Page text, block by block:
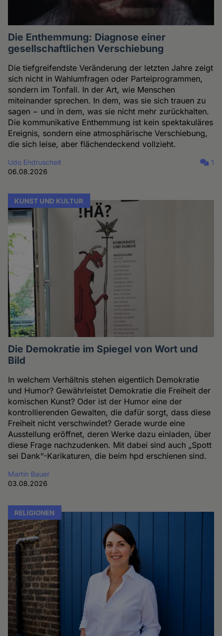
Die Enthemmung: Diagnose einer
gesellschaftlichen Verschiebung
Die tiefgreifendste Veränderung der letzten Jahre zeigt
sich nicht in Wahlumfragen oder Parteiprogrammen,
sondern im Tonfall. In der Art, wie Menschen
miteinander sprechen. In dem, was sie sich trauen zu
sagen − und in dem, was sie nicht mehr zurückhalten.
Die kommunikative Enthemmung ist kein spektakuläres
Ereignis, sondern eine atmosphärische Verschiebung,
die sich leise, aber flächendeckend vollzieht.
Udo Endruscheit
06.08.2026
1
KUNST UND KULTUR
Die Demokratie im Spiegel von Wort und
Bild
In welchem Verhältnis stehen eigentlich Demokratie
und Humor? Gewährleistet Demokratie die Freiheit der
komischen Kunst? Oder ist der Humor eine der
kontrollierenden Gewalten, die dafür sorgt, dass diese
Freiheit nicht verschwindet? Gerade wurde eine
Ausstellung eröffnet, deren Werke dazu einladen, über
diese Frage nachzudenken. Mit dabei sind auch „Spott
sei Dank“-Karikaturen, die beim hpd erschienen sind.
Martin Bauer
03.08.2026
RELIGIONEN